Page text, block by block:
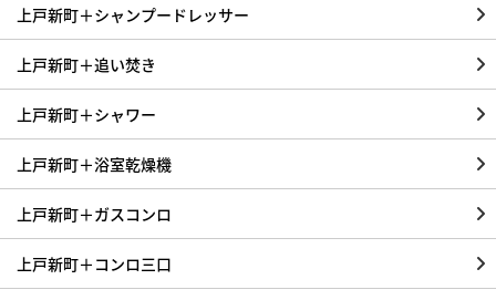
上戸新町＋シャンプードレッサー
上戸新町＋追い焚き
上戸新町＋シャワー
上戸新町＋浴室乾燥機
上戸新町＋ガスコンロ
上戸新町＋コンロ三口